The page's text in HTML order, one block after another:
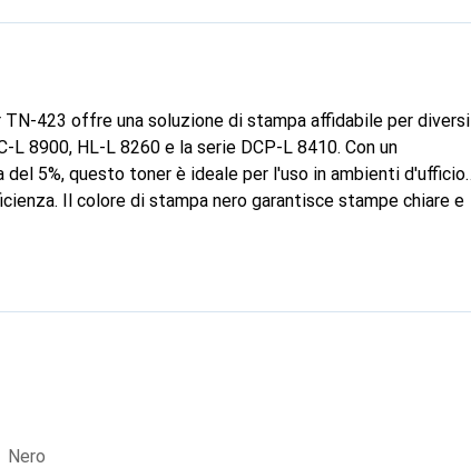
423 offre una soluzione di stampa affidabile per diversi
8900, HL-L 8260 e la serie DCP-L 8410. Con un
del 5%, questo toner è ideale per l'uso in ambienti d'ufficio
Il colore di stampa nero garantisce stampe chiare e
toner è una scelta ecologica, poiché è realizzato
Nero